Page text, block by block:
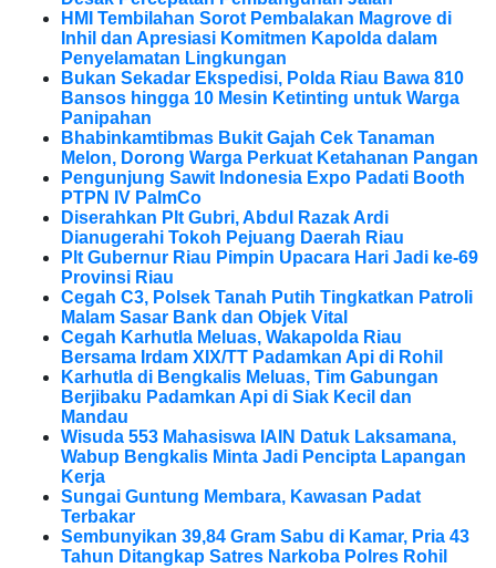
HMI Tembilahan Sorot Pembalakan Magrove di
Inhil dan Apresiasi Komitmen Kapolda dalam
Penyelamatan Lingkungan
Bukan Sekadar Ekspedisi, Polda Riau Bawa 810
Bansos hingga 10 Mesin Ketinting untuk Warga
Panipahan
Bhabinkamtibmas Bukit Gajah Cek Tanaman
Melon, Dorong Warga Perkuat Ketahanan Pangan
Pengunjung Sawit Indonesia Expo Padati Booth
PTPN IV PalmCo
Diserahkan Plt Gubri, Abdul Razak Ardi
Dianugerahi Tokoh Pejuang Daerah Riau
Plt Gubernur Riau Pimpin Upacara Hari Jadi ke-69
Provinsi Riau
Cegah C3, Polsek Tanah Putih Tingkatkan Patroli
Malam Sasar Bank dan Objek Vital
Cegah Karhutla Meluas, Wakapolda Riau
Bersama Irdam XIX/TT Padamkan Api di Rohil
Karhutla di Bengkalis Meluas, Tim Gabungan
Berjibaku Padamkan Api di Siak Kecil dan
Mandau
Wisuda 553 Mahasiswa IAIN Datuk Laksamana,
Wabup Bengkalis Minta Jadi Pencipta Lapangan
Kerja
Sungai Guntung Membara, Kawasan Padat
Terbakar
Sembunyikan 39,84 Gram Sabu di Kamar, Pria 43
Tahun Ditangkap Satres Narkoba Polres Rohil